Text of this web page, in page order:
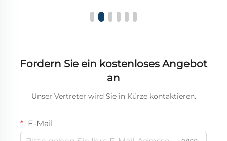
Fordern Sie ein kostenloses Angebot
an
Unser Vertreter wird Sie in Kürze kontaktieren.
E-Mail